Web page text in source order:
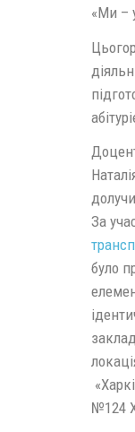
«Ми –
За
було
№124